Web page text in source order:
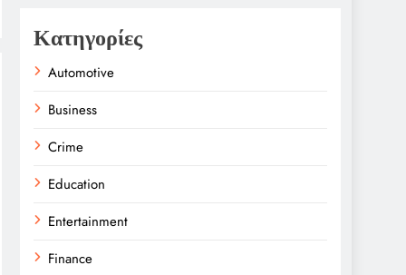
Κατηγορίες
Automotive
Business
Crime
Education
Entertainment
Finance